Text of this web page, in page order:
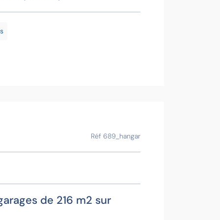
Réf 689_hangar
de 216 m2 sur